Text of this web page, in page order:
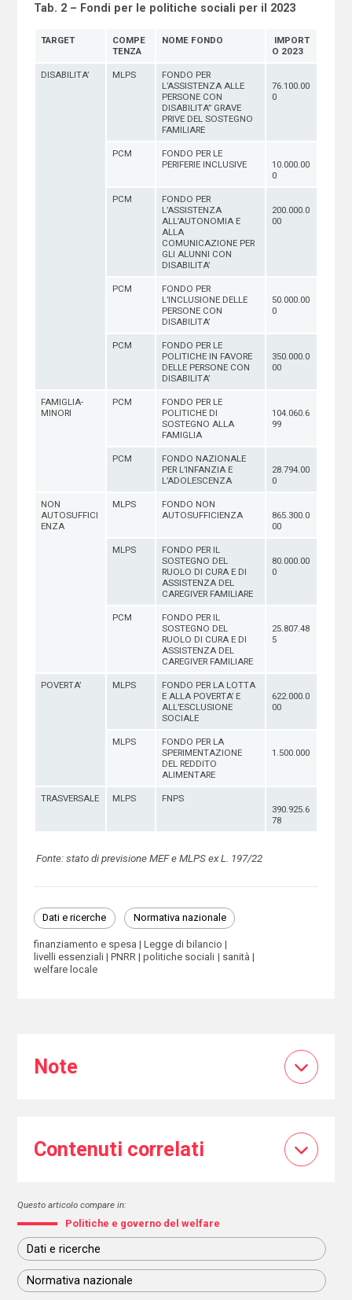
Tab. 2 – Fondi per le politiche sociali per il 2023
TARGET
COMPE
TENZA
NOME FONDO
IMPORT
O 2023
DISABILITA’ MLPS
FONDO PER
L’ASSISTENZA ALLE
PERSONE CON
DISABILITA” GRAVE
PRIVE DEL SOSTEGNO
FAMILIARE
76.100.00
0
PCM
FONDO PER LE
PERIFERIE INCLUSIVE
10.000.00
0
PCM
FONDO PER
L’ASSISTENZA
ALL’AUTONOMIA E
ALLA
COMUNICAZIONE PER
GLI ALUNNI CON
DISABILITA’
200.000.0
00
PCM
FONDO PER
L’INCLUSIONE DELLE
PERSONE CON
DISABILITA’
50.000.00
0
PCM
FONDO PER LE
POLITICHE IN FAVORE
DELLE PERSONE CON
DISABILITA’
350.000.0
00
FAMIGLIA-
MINORI
PCM
FONDO PER LE
POLITICHE DI
SOSTEGNO ALLA
FAMIGLIA
104.060.6
99
PCM
FONDO NAZIONALE
PER L’INFANZIA E
L’ADOLESCENZA
28.794.00
0
NON
AUTOSUFFICI
ENZA
MLPS
FONDO NON
AUTOSUFFICIENZA
865.300.0
00
MLPS
FONDO PER IL
SOSTEGNO DEL
RUOLO DI CURA E DI
ASSISTENZA DEL
CAREGIVER FAMILIARE
80.000.00
0
PCM
FONDO PER IL
SOSTEGNO DEL
RUOLO DI CURA E DI
ASSISTENZA DEL
CAREGIVER FAMILIARE
25.807.48
5
POVERTA’ MLPS
FONDO PER LA LOTTA
E ALLA POVERTA’ E
ALL’ESCLUSIONE
SOCIALE
622.000.0
00
MLPS
FONDO PER LA
SPERIMENTAZIONE
DEL REDDITO
ALIMENTARE
1.500.000
TRASVERSALE MLPS
FNPS
390.925.6
78
Fonte: stato di previsione MEF e MLPS ex L. 197/22
Dati e ricerche Normativa nazionale
finanziamento e spesa
Legge di bilancio
livelli essenziali
PNRR politiche sociali
sanità
welfare locale
Note
Contenuti correlati
Questo articolo compare in:
Politiche e governo del welfare
Dati e ricerche
Normativa nazionale